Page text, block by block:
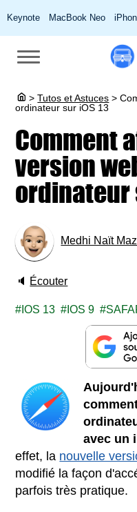
Keynote MacBook Neo
> Tutos et Astuces >
ordinateur sur iOS 13
Comment
version
ordinateur
Medhi Naït
🔈 Écouter
IOS 13 IOS 9
avec un
effet, la nouvelle
modifié la façon
parfois très pratique.